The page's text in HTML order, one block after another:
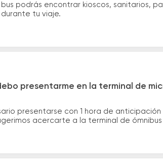
bus podrás encontrar kioscos, sanitarios,
tu viaje.
presentarme en la terminal de
presentarse con 1 hora de
acercarte a la terminal de